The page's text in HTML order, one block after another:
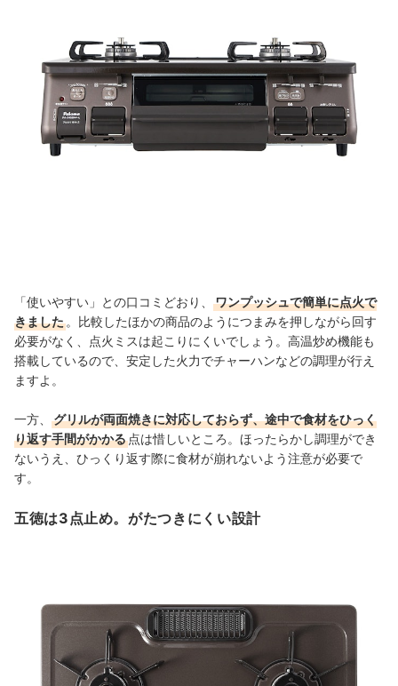
「使いやすい」との口コミどおり、
ワンプッシュで簡単に点火で
きました 。比較したほかの商品のようにつまみを押しながら回す
必要がなく、点火ミスは起こりにくいでしょう。高温炒め機能も
搭載しているので、安定した火力でチャーハンなどの調理が行え
ますよ。
一方、
グリルが両面焼きに対応しておらず、途中で食材をひっく
り返す手間がかかる 点は惜しいところ。ほったらかし調理ができ
ないうえ、ひっくり返す際に食材が崩れないよう注意が必要で
す。
五徳は3点止め。がたつきにくい設計